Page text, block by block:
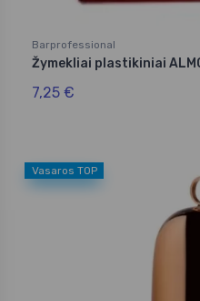
Barprofessional
Žymekliai plastikiniai
7,25 €
Vasaros TOP